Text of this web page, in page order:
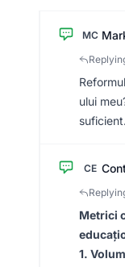
MC
ului
suficient.
CE
Metrici
1.